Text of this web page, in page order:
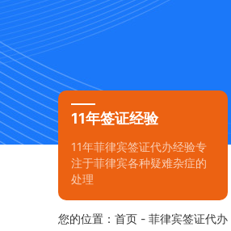
11年签证经验
11年菲律宾签证代办经验专
注于菲律宾各种疑难杂症的
处理
您的位置： 首页 - 菲律宾签证代办